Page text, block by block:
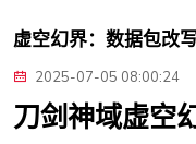
虚空幻界：数据包改
2025-07-05 08:00:24
刀剑神域虚空